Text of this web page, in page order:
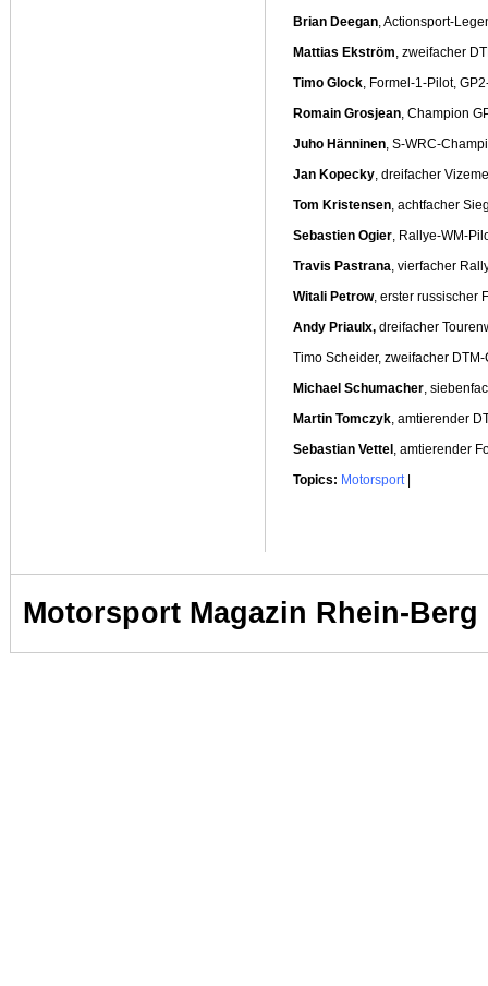
Brian Deegan, Actionsport-
Mattias Ekström, zweifacher
Timo Glock, Formel-1-Pilot,
Romain Grosjean, Champion
Juho Hänninen, S-WRC-
Jan Kopecky, dreifacher
Tom Kristensen, achtfacher
Sebastien Ogier, Rallye-WM-
Travis Pastrana, vierfacher
Witali Petrow, erster russischer
Andy Priaulx, dreifacher
Timo Scheider, zweifacher
Michael Schumacher,
Martin Tomczyk, amtierender
Sebastian Vettel , amtierender
Topics: Motorsport|
Motorsport Magazin Rhein-Berg